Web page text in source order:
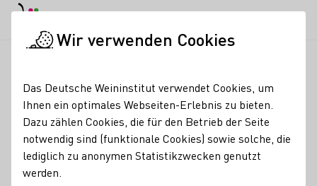
Krück
Glühwein
Wir verwenden Cookies
Das Deutsche Weininstitut verwendet Cookies, um
Ihnen ein optimales Webseiten-Erlebnis zu bieten.
Dazu zählen Cookies, die für den Betrieb der Seite
notwendig sind (funktionale Cookies) sowie solche, die
lediglich zu anonymen Statistikzwecken genutzt
werden.